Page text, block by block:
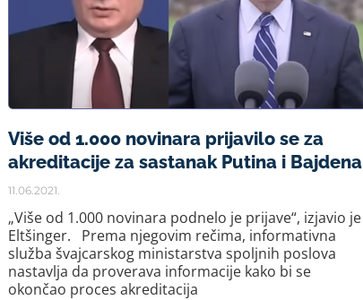
Više od 1.000 novinara prijavilo se za
akreditacije za sastanak Putina i Bajdena
11.06.2021.
„Više od 1.000 novinara podnelo je prijave“, izjavio je
Eltšinger. Prema njegovim rečima, informativna
služba švajcarskog ministarstva spoljnih poslova
nastavlja da proverava informacije kako bi se
okončao proces akreditacija